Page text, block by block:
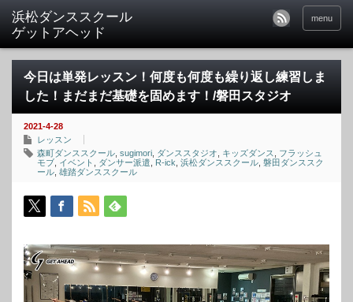
menu
今日は単発レッスン！何度も何度も繰り返し練習しま
した！まだまだ基礎を固めます！/磐田スタジオ
2021-4-28
レッスン
森町ダンススクール sugimori ダンススタジオ キッズダンス
フラッシュ
モブ イベント ダンサー派遣 R-ick 浜松ダンススクール 磐田ダンススク
ール 雄踏ダンススクール